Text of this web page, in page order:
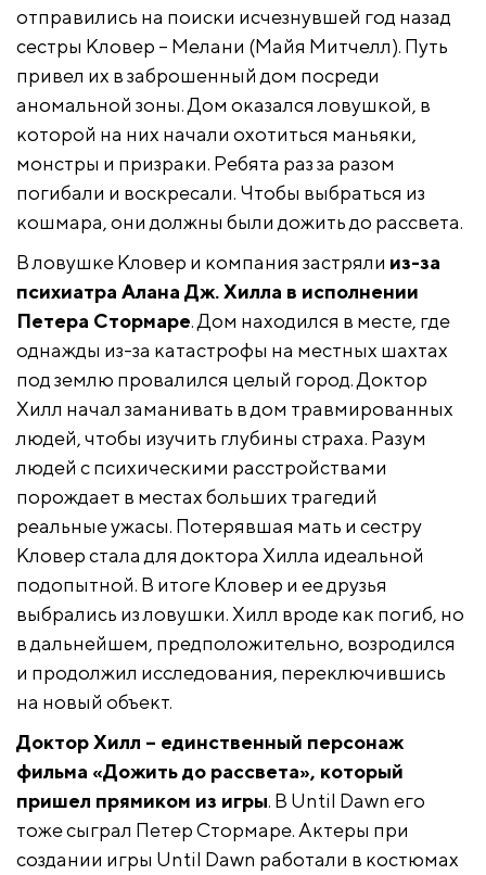
отправились на поиски исчезнувшей год назад
сестры Кловер – Мелани (Майя Митчелл). Путь
привел их в заброшенный дом посреди
аномальной зоны. Дом оказался ловушкой, в
которой на них начали охотиться маньяки,
монстры и призраки. Ребята раз за разом
погибали и воскресали. Чтобы выбраться из
кошмара, они должны были дожить до рассвета.
В ловушке Кловер и компания застряли из-за
психиатра Алана Дж. Хилла в исполнении
Петера Стормаре. Дом находился в месте, где
однажды из-за катастрофы на местных шахтах
под землю провалился целый город. Доктор
Хилл начал заманивать в дом травмированных
людей, чтобы изучить глубины страха. Разум
людей с психическими расстройствами
порождает в местах больших трагедий
реальные ужасы. Потерявшая мать и сестру
Кловер стала для доктора Хилла идеальной
подопытной. В итоге Кловер и ее друзья
выбрались из ловушки. Хилл вроде как погиб, но
в дальнейшем, предположительно, возродился
и продолжил исследования, переключившись
на новый объект.
Доктор Хилл – единственный персонаж
фильма «Дожить до рассвета», который
пришел прямиком из игры. В Until Dawn его
тоже сыграл Петер Стормаре. Актеры при
создании игры Until Dawn работали в костюмах